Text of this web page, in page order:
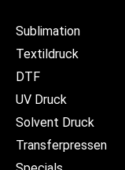
Sublimation
Textildruck
DTF
UV Druck
Solvent Druck
Transferpressen